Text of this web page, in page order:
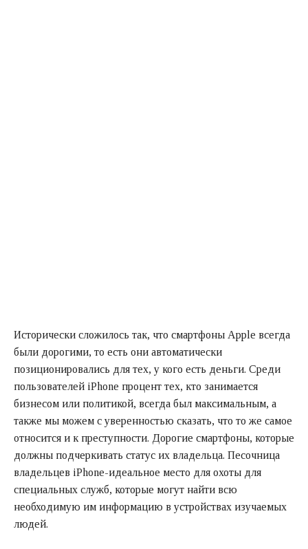
Исторически сложилось так, что смартфоны Apple всегда
были дорогими, то есть они автоматически
позиционировались для тех, у кого есть деньги. Среди
пользователей iPhone процент тех, кто занимается
бизнесом или политикой, всегда был максимальным, а
также мы можем с уверенностью сказать, что то же самое
относится и к преступности. Дорогие смартфоны, которые
должны подчеркивать статус их владельца. Песочница
владельцев iPhone-идеальное место для охоты для
специальных служб, которые могут найти всю
необходимую им информацию в устройствах изучаемых
людей.